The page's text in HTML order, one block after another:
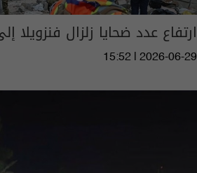
ارتفاع عدد ضحايا زلزال فنزويلا إلى 1719
15:52 | 2026-06-29